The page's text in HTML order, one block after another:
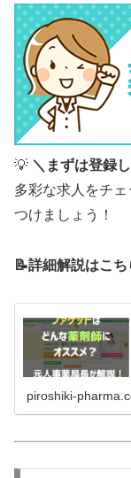
💡 ＼まずは登録
多彩な求人をチ
つけましょう！
📝詳細解説はこち
piroshiki-